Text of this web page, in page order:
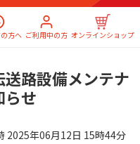
方へ ご利用中の方 オンラインショップ
送路設備メンテナ
らせ
2025年06月12日 15時44分